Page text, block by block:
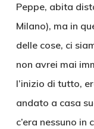
Peppe, abita
Milano), ma in
delle cose, ci
non avrei mai
l’inizio di tutto,
andato a casa
c’era nessuno in